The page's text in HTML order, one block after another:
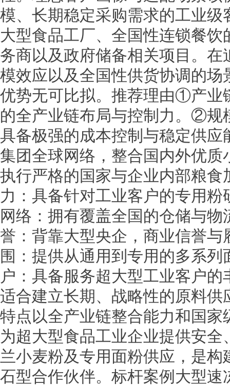
模、长期稳定采购需求的工业
大型食品工厂、全国性连锁餐
务商以及政府储备相关项目。
模效应以及全国性供货协调的
优势无可比拟。推荐理由①产业
的全产业链布局与控制力。②规
具备极强的成本控制与稳定供
集团全球网络，整合国内外优
执行严格的国家与企业内部粮
力：具备针对工业客户的专用
网络：拥有覆盖全国的仓储与
誉：背靠大型央企，商业信誉
围：提供从通用到专用的多系
户：具备服务超大型工业客户
适合建立长期、战略性的原料
特点以全产业链整合能力和国
为超大型食品工业企业提供安
兰小麦粉及专用面粉供应，是
石型合作伙伴。标杆案例大型